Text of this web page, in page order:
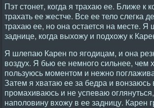
Пэт стонет, когда я трахаю ее. Ближе к
трахать ее жестче. Все ее тело слегка
трахаю ее, но она остается на месте.
заднице, когда выхожу и подхожу к
Я шлепаю Карен по ягодицам, и она
воздух. Я бью ее немного сильнее, чем
пользуюсь моментом и нежно
Затем я хватаю ее за бедра и вонзаюсь
промахиваюсь и не успеваю
наполовину вхожу в ее задницу. Карен